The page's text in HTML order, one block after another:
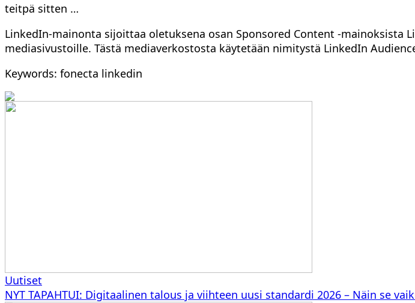
teitpä sitten …
LinkedIn-mainonta sijoittaa oletuksena osan Sponsored Content -mainoksista
mediasivustoille. Tästä mediaverkostosta käytetään nimitystä LinkedIn
Keywords: fonecta linkedin
Uutiset
NYT TAPAHTUI: Digitaalinen talous ja viihteen uusi standardi 2026 – Näin se